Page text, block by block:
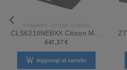
STAMPANTI - CITIZEN - CL-S631II
641,37 €
Aggiungi al carrello